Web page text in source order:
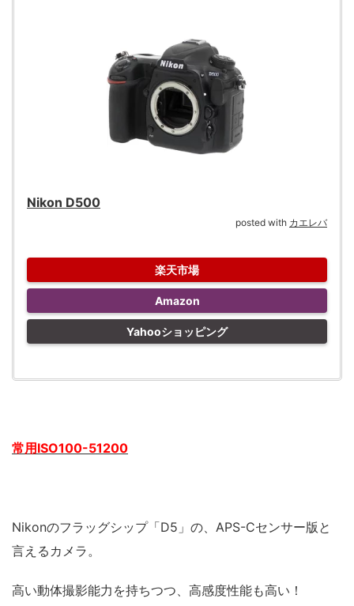
Nikon D500
posted with カエレバ
楽天市場
Amazon
Yahooショッピング
常用ISO100-51200
Nikonのフラッグシップ「D5」の、APS-Cセンサー版と
言えるカメラ。
高い動体撮影能力を持ちつつ、高感度性能も高い！